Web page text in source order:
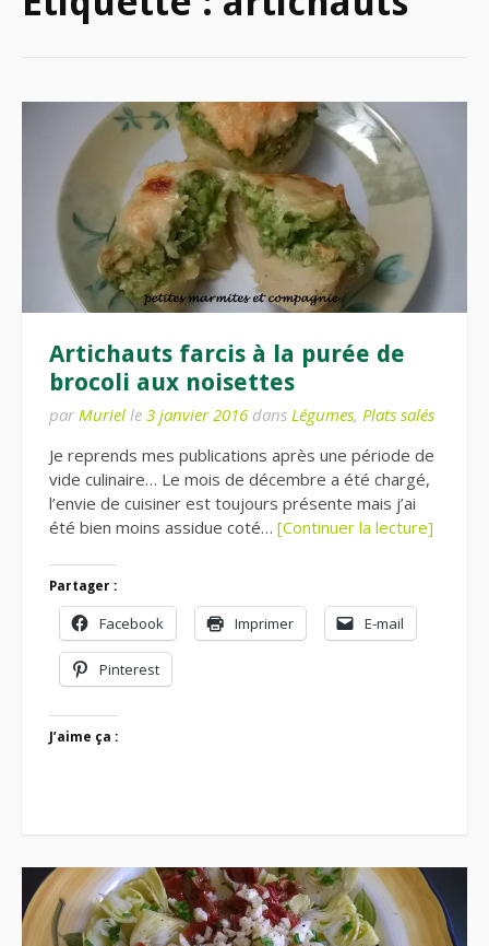
Artichauts farcis à la purée de
brocoli aux noisettes
par Muriel le 3 janvier 2016 dans Légumes, Plats salés
Je reprends mes publications après une période de
vide culinaire… Le mois de décembre a été chargé,
l’envie de cuisiner est toujours présente mais j’ai
été bien moins assidue coté… [Continuer la lecture]
Partager :
Facebook Imprimer E-mail
Pinterest
J’aime ça :